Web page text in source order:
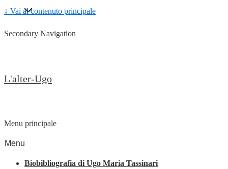
↓ Vai al contenuto principale
Secondary Navigation
L'alter-Ugo
Menu principale
Menu
Biobibliografia di Ugo Maria Tassinari